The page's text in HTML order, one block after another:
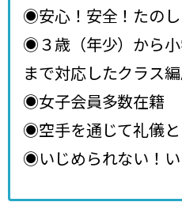
◉安心！安全！たの
◉３歳（年少）から
まで対応したクラス
◉女子会員多数在籍
◉空手を通じて礼儀
◉いじめられない！い